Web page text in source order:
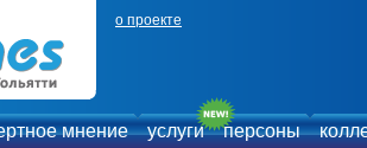
о проекте
мнение услуги персоны